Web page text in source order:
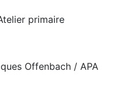
primaire
Offenbach / APA